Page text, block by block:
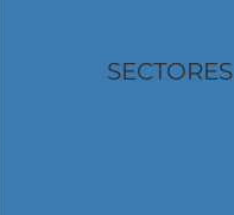
SECTORES